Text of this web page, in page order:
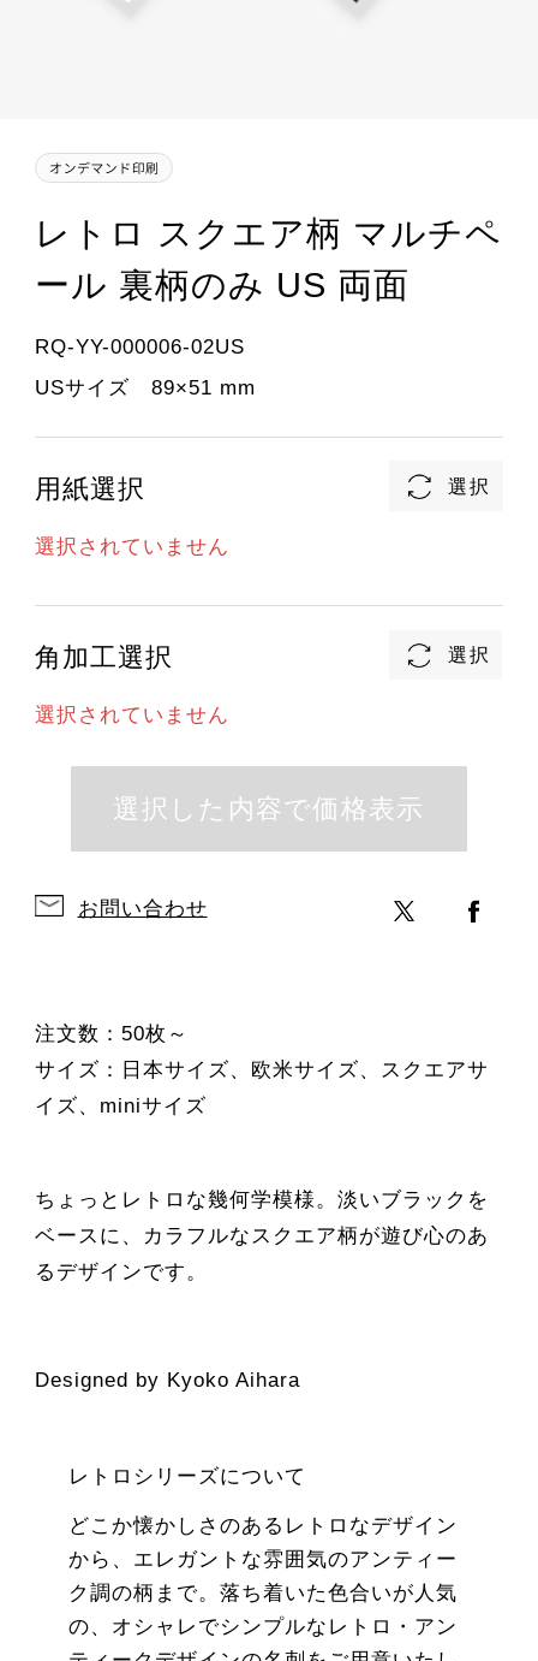
レトロ スクエア柄 マルチペ
ール 裏柄のみ US 両面
RQ-YY-000006-02US
USサイズ 89×51 mm
用紙選択
選択されていません
角加工選択
選択されていません
お問い合わせ
注文数：50枚～
サイズ：日本サイズ、欧米サイズ、スクエアサ
イズ、miniサイズ
ちょっとレトロな幾何学模様。淡いブラックを
ベースに、カラフルなスクエア柄が遊び心のあ
るデザインです。
Designed by Kyoko Aihara
レトロシリーズについて
どこか懐かしさのあるレトロなデザイン
から、エレガントな雰囲気のアンティー
ク調の柄まで。落ち着いた色合いが人気
の、オシャレでシンプルなレトロ・アン